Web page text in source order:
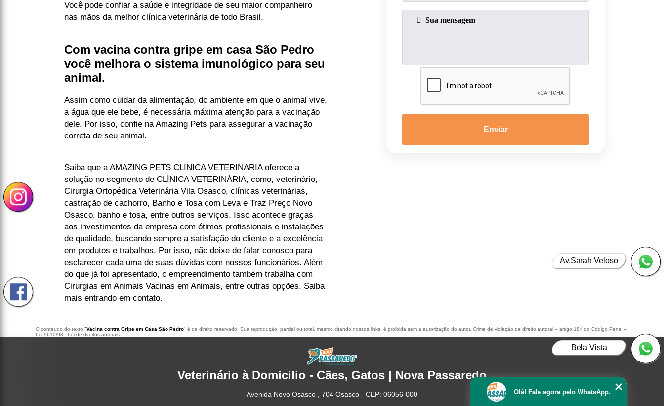
Você pode confiar a saúde e integridade de seu maior companheiro
nas mãos da melhor clínica veterinária de todo Brasil.
Com vacina contra gripe em casa São Pedro
você melhora o sistema imunológico para seu
animal.
Assim como cuidar da alimentação, do ambiente em que o animal vive,
a água que ele bebe, é necessária máxima atenção para a vacinação
dele. Por isso, confie na Amazing Pets para assegurar a vacinação
correta de seu animal.
Saiba que a AMAZING PETS CLINICA VETERINARIA oferece a
solução no segmento de CLÍNICA VETERINÁRIA, como, veterinário,
Cirurgia Ortopédica Veterinária Vila Osasco, clínicas veterinárias,
castração de cachorro, Banho e Tosa com Leva e Traz Preço Novo
Osasco, banho e tosa, entre outros serviços. Isso acontece graças
aos investimentos da empresa com ótimos profissionais e instalações
de qualidade, buscando sempre a satisfação do cliente e a excelência
em produtos e trabalhos. Por isso, não deixe de falar conosco para
esclarecer cada uma de suas dúvidas com nossos funcionários. Além
do que já foi apresentado, o empreendimento também trabalha com
Cirurgias em Animais Vacinas em Animais, entre outras opções. Saiba
mais entrando em contato.
Enviar
O conteúdo do texto "Vacina contra Gripe em Casa São Pedro" é de direito reservado. Sua reprodução, parcial ou total, mesmo citando nossos links, é proibida sem a autorização do autor. Crime de violação de direito autoral – artigo 184 do Código Penal –
Lei 9610/98 - Lei de direitos autorais.
Veterinário à Domicilio - Cães, Gatos | Nova Passaredo
Avenida Novo Osasco , 704 Osasco - CEP: 06056-000 Olá! Fale agora pelo WhatsApp.
Av.Sarah Veloso
Bela Vista